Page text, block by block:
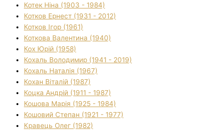
Котек Ніна (1903 - 1984)
Котков Ернест (1931 - 2012)
Котков Ігор (1961)
Коткова Валентина (1940)
Кох Юрій (1958)
Кохаль Володимир (1941 - 2019)
Кохаль Наталія (1967)
Кохан Віталій (1987)
Коцка Андрій (1911 - 1987)
Кошова Марія (1925 - 1984)
Кошовий Степан (1921 - 1977)
Кравець Олег (1982)